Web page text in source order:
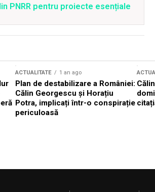
PNRR pentru proiecte esențiale
ACTUALITATE 1 an ago
Plan de destabilizare a României:
Călin Georgescu și Horațiu
Potra, implicați într-o conspirație
periculoasă